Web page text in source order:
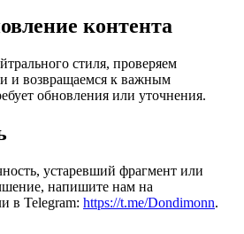
контента
стиля, проверяем
и возвращаемся к важным
обновления или уточнения.
устаревший фрагмент или
напишите нам на
в Telegram: https://t.me/Dondimonn.